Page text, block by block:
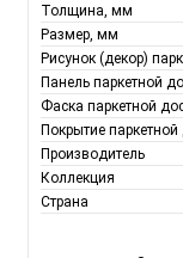
Толщина, мм
Размер, мм
Рисунок (декор)
Панель паркетной
Фаска паркетной
Покрытие паркетной
Производитель
Коллекция
Страна